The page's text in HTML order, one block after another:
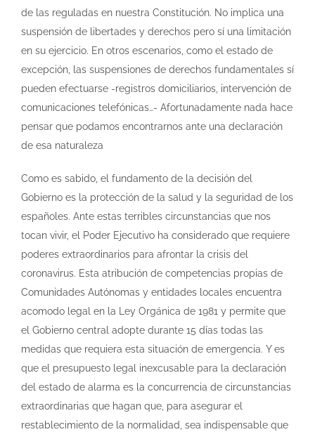
de las reguladas en nuestra Constitución. No implica una
suspensión de libertades y derechos pero sí una limitación
en su ejercicio. En otros escenarios, como el estado de
excepción, las suspensiones de derechos fundamentales sí
pueden efectuarse -registros domiciliarios, intervención de
comunicaciones telefónicas…- Afortunadamente nada hace
pensar que podamos encontrarnos ante una declaración
de esa naturaleza
Como es sabido, el fundamento de la decisión del
Gobierno es la protección de la salud y la seguridad de los
españoles. Ante estas terribles circunstancias que nos
tocan vivir, el Poder Ejecutivo ha considerado que requiere
poderes extraordinarios para afrontar la crisis del
coronavirus. Esta atribución de competencias propias de
Comunidades Autónomas y entidades locales encuentra
acomodo legal en la Ley Orgánica de 1981 y permite que
el Gobierno central adopte durante 15 días todas las
medidas que requiera esta situación de emergencia. Y es
que el presupuesto legal inexcusable para la declaración
del estado de alarma es la concurrencia de circunstancias
extraordinarias que hagan que, para asegurar el
restablecimiento de la normalidad, sea indispensable que